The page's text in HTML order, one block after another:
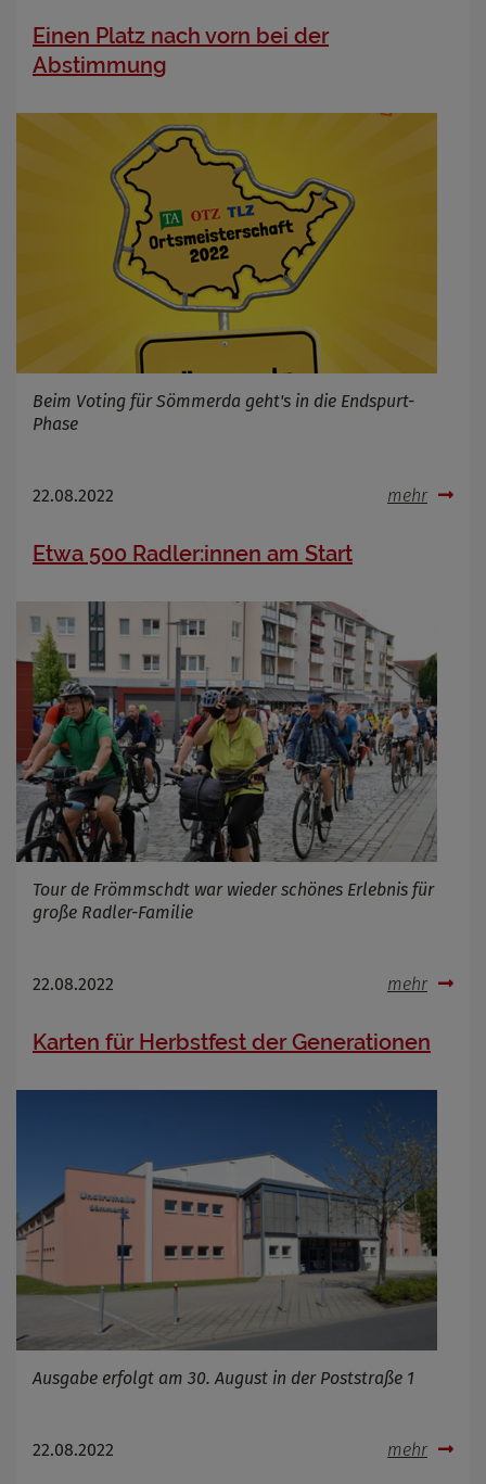
Einen Platz nach vorn bei der
Abstimmung
Beim Voting für Sömmerda geht's in die Endspurt-
Phase
22.08.2022 mehr
Etwa 500 Radler:innen am Start
Tour de Frömmschdt war wieder schönes Erlebnis für
große Radler-Familie
22.08.2022 mehr
Karten für Herbstfest der Generationen
Ausgabe erfolgt am 30. August in der Poststraße 1
22.08.2022 mehr